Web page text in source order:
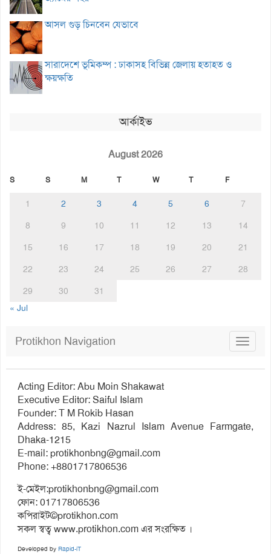
আসল গুড় চিনবেন যেভাবে
সারাদেশে ভূমিকম্প : ঢাকাসহ বিভিন্ন জেলায় হতাহত ও
ক্ষয়ক্ষতি
আর্কাইভ
August 2026
S S M T W T F
1 2 3 4 5 6
7
8
9 10 11 12 13
14
15
16 17 18 19 20
21
22
23 24 25 26 27
28
29
30
31
« Jul
Toggle
Protikhon Navigation
Acting Editor: Abu Moin Shakawat
Executive Editor: Saiful Islam
Founder: T M Rokib Hasan
Address: 85, Kazi Nazrul Islam Avenue Farmgate,
Dhaka-1215
E-mail:protikhonbng@gmail.com
Phone: +8801717806536
ই-মেইল:protikhonbng@gmail.com
ফোন: 01717806536
কপিরাইট©protikhon.com
সকল স্বত্ব www.protikhon.com এর সংরক্ষিত ।
Developed by Rapid-iT